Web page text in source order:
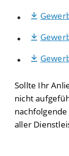
Sollte Ihr
nicht
aller